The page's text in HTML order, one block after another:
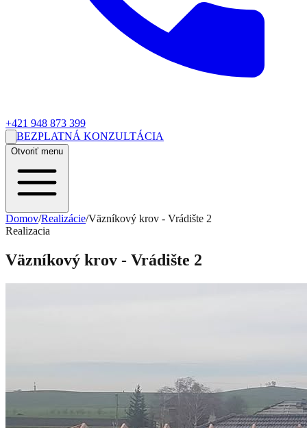
+421 948 873 399
BEZPLATNÁ KONZULTÁCIA
Otvoriť menu
Domov/Realizácie/Väzníkový krov - Vrádište 2
Realizacia
Väzníkový krov - Vrádište 2